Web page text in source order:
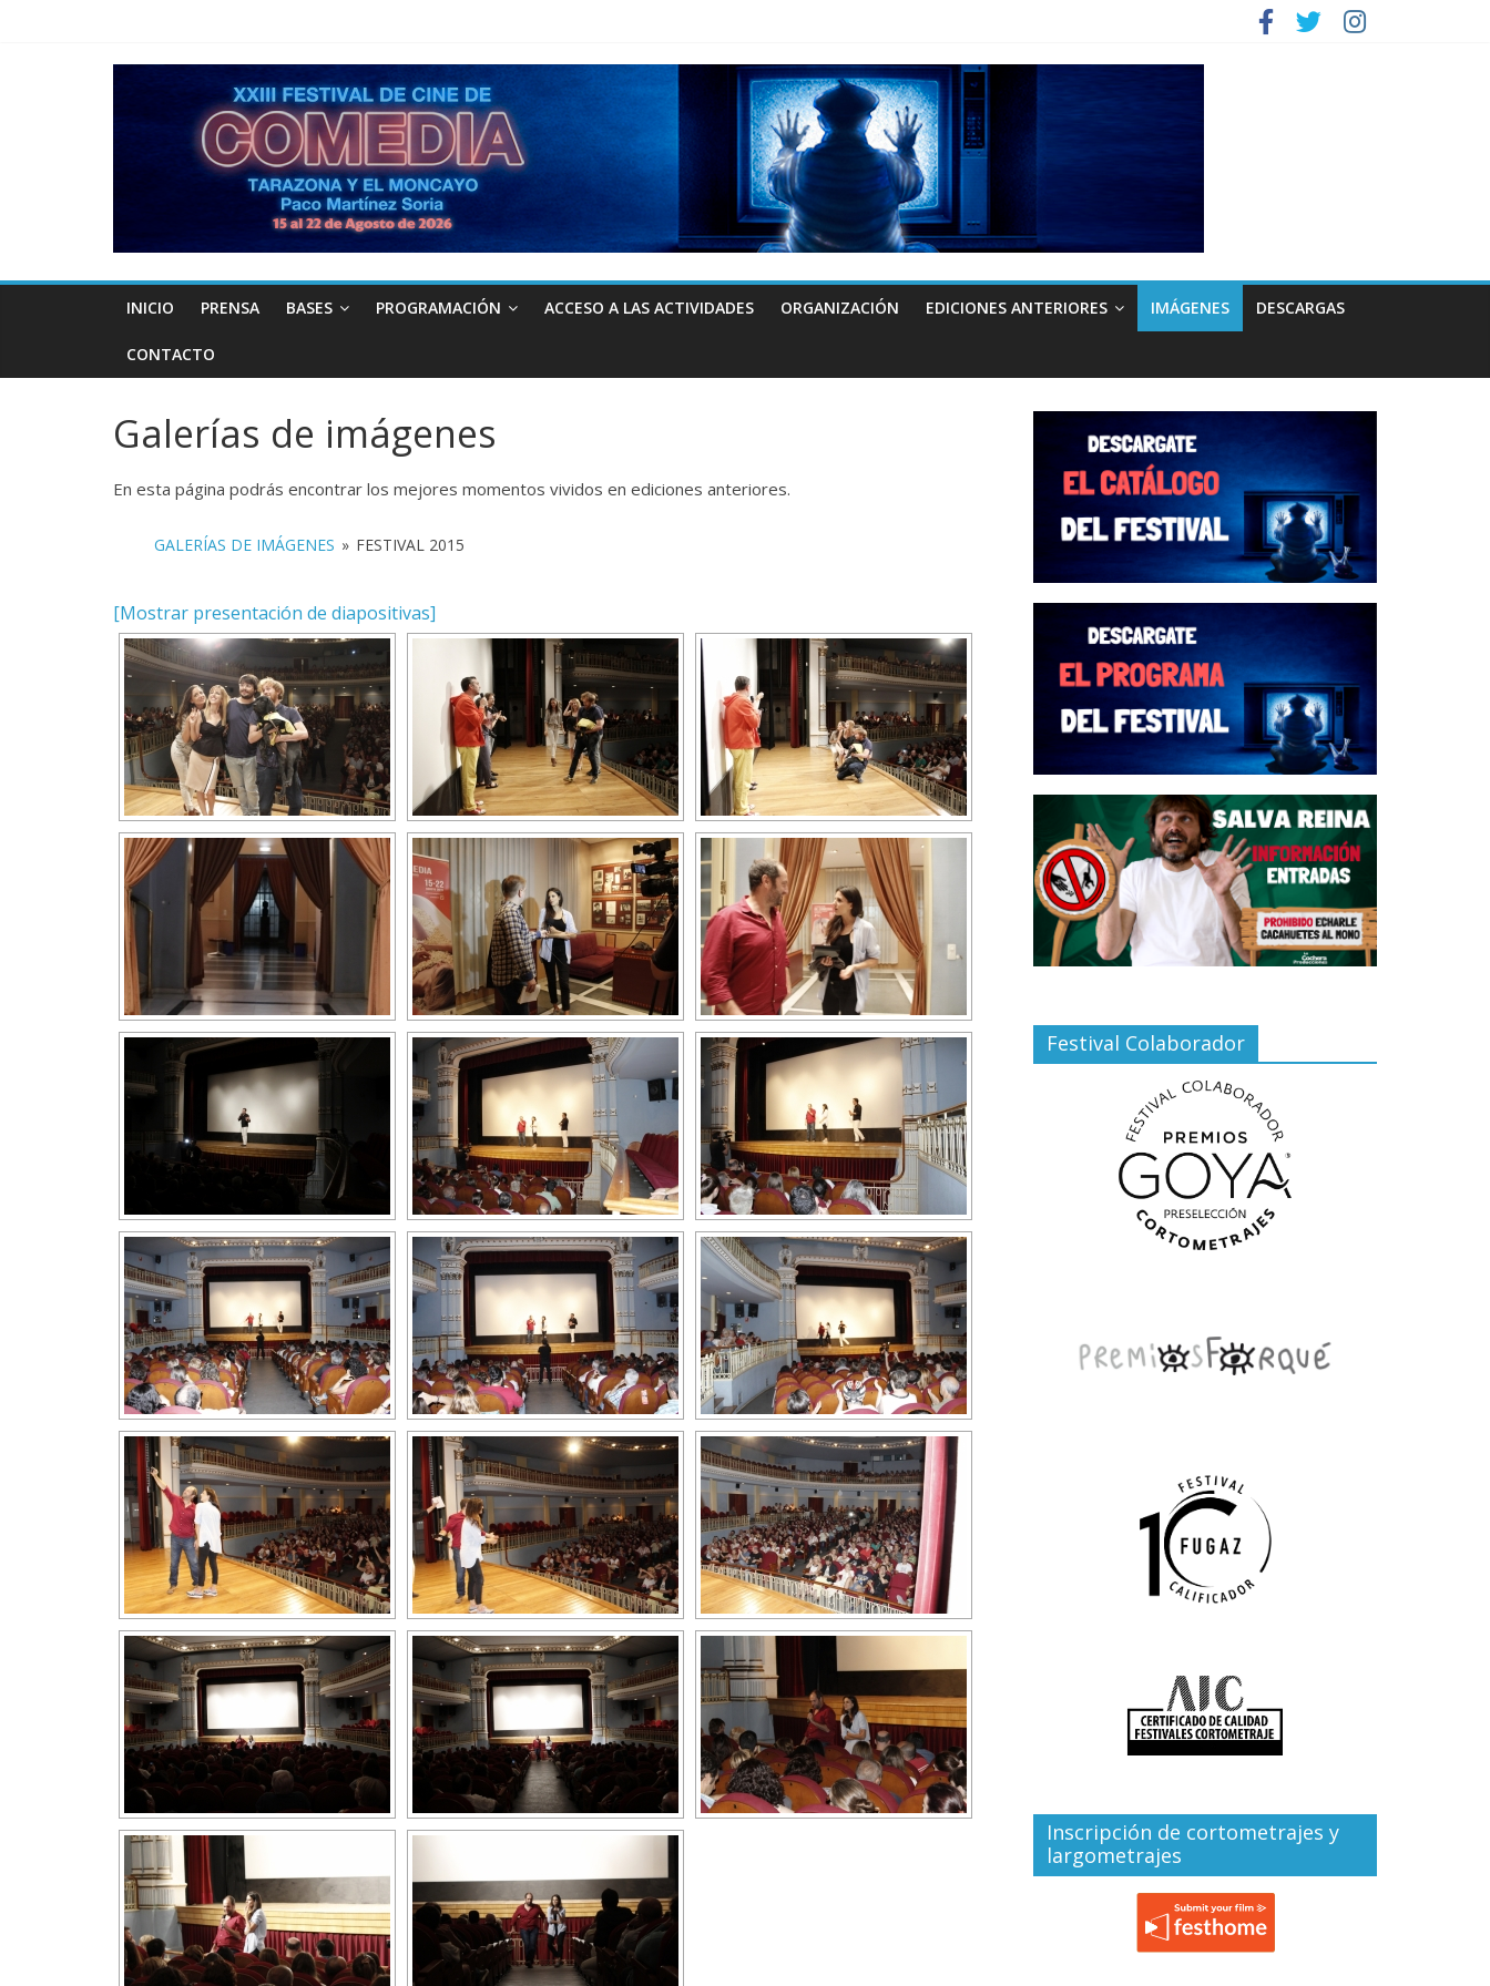
INICIO PRENSA BASES PROGRAMACIÓN ACCESO A LAS ACTIVIDADES ORGANIZACIÓN EDICIONES ANTERIORES IMÁGENES DESCARGAS
CONTACTO
Galerías de imágenes
En esta página podrás encontrar los mejores momentos vividos en ediciones anteriores.
GALERÍAS DE IMÁGENES » FESTIVAL 2015
[Mostrar presentación de diapositivas]
Festival Colaborador
Inscripción de cortometrajes y
largometrajes